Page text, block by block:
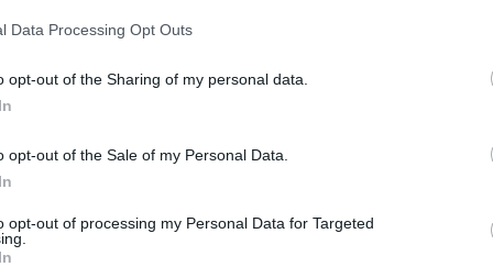
Data Processing Opt Outs
opt-out of the Sharing of my personal data.
opt-out of the Sale of my Personal Data.
opt-out of processing my Personal Data for Targeted
κατηγορίες τροφίμων – εκτός από το γεγονός ότι
την πέψη και προλαμβάνουν τις καρδιακές
ικανότητα να ενισχύουν την ποιότητα του
καλύτερη απόδοση ύπνου.